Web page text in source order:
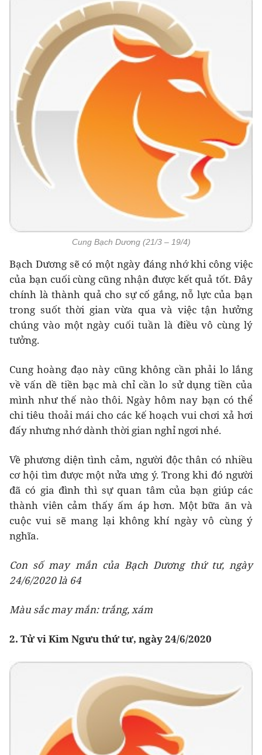
Cung Bạch Dương (21/3 – 19/4)
Bạch Dương sẽ có một ngày đáng nhớ khi công việc
của bạn cuối cùng cũng nhận được kết quả tốt. Đây
chính là thành quả cho sự cố gắng, nỗ lực của bạn
trong suốt thời gian vừa qua và việc tận hưởng
chúng vào một ngày cuối tuần là điều vô cùng lý
tưởng.
Cung hoàng đạo này cũng không cần phải lo lắng
về vấn dề tiền bạc mà chỉ cần lo sử dụng tiền của
mình như thế nào thôi. Ngày hôm nay bạn có thể
chi tiêu thoải mái cho các kế hoạch vui chơi xả hơi
đấy nhưng nhớ dành thời gian nghỉ ngơi nhé.
Về phương diện tình cảm, người độc thân có nhiều
cơ hội tìm được một nửa ưng ý. Trong khi đó người
đã có gia đình thì sự quan tâm của bạn giúp các
thành viên cảm thấy ấm áp hơn. Một bữa ăn và
cuộc vui sẽ mang lại không khí ngày vô cùng ý
nghĩa.
Con số may mắn của Bạch Dương thứ tư, ngày
24/6/2020 là 64
Màu sắc may mắn: trắng, xám
2. Tử vi Kim Ngưu thứ tư, ngày 24/6/2020